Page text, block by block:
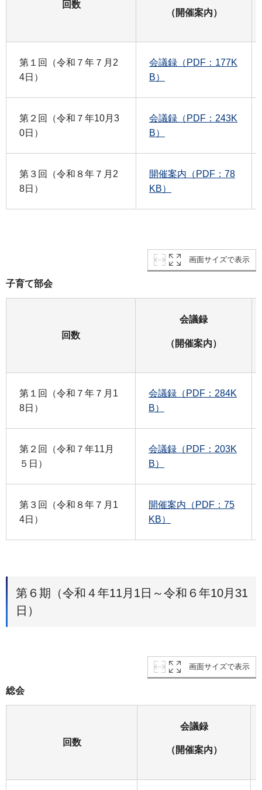
回数
（開催案内）
第１回（令和７年７月2
4日）
会議録（PDF：177K
B）
第２回（令和７年10月3
0日）
会議録（PDF：243K
B）
第３回（令和８年７月2
8日）
開催案内（PDF：78
KB）
画面サイズで表示
子育て部会
回数
会議録
（開催案内）
第１回（令和７年７月1
8日）
会議録（PDF：284K
B）
第２回（令和７年11月
５日）
会議録（PDF：203K
B）
第３回（令和８年７月1
4日）
開催案内（PDF：75
KB）
第６期（令和４年11月1日～令和６年10月31
日）
画面サイズで表示
総会
回数
会議録
（開催案内）